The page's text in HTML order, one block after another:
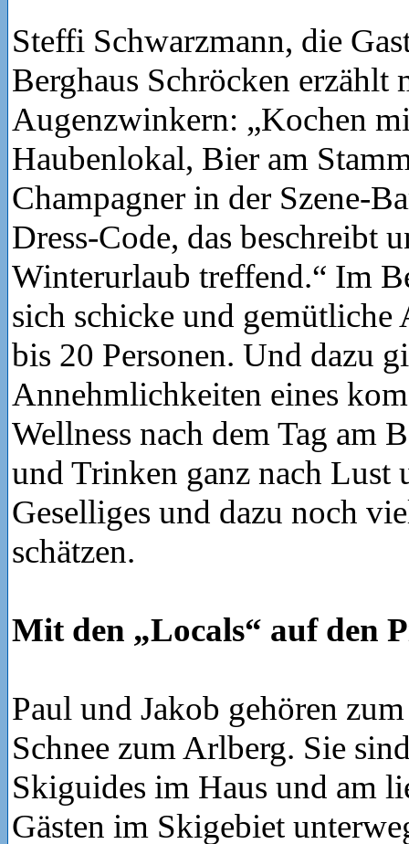
Steffi Schwarzmann, die
Berghaus Schröcken erzählt
Augenzwinkern: „Kochen
Haubenlokal, Bier am
Champagner in der Szene-
Dress-Code, das beschreibt
Winterurlaub treffend.“ Im
sich schicke und gemütliche
bis 20 Personen. Und dazu
Annehmlichkeiten eines
Wellness nach dem Tag am
und Trinken ganz nach Lust
Geselliges und dazu noch
schätzen.
Mit den „Locals“ auf den
Paul und Jakob gehören
Schnee zum Arlberg. Sie
Skiguides im Haus und am
Gästen im Skigebiet